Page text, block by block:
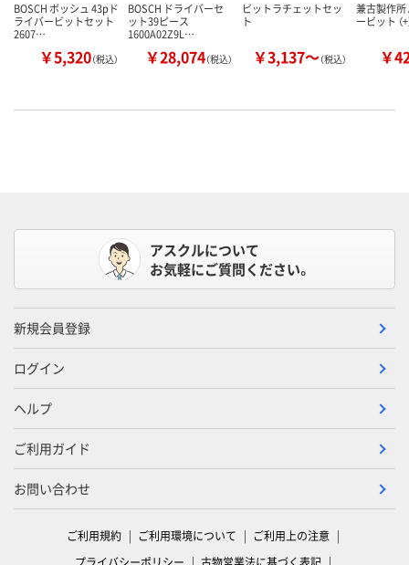
BOSCH ボッシュ 43pド
ライバービットセット
2607…
￥5,320（税込）
BOSCH ドライバーセ
ット39ピース
1600A02Z9L…
￥28,074（税込）
ビットラチェットセッ
ト
￥3,137～（税込）
兼古製作所
ービット （+
￥
アスクルについて
お気軽にご質問ください。
新規会員登録
ログイン
ヘルプ
ご利用ガイド
お問い合わせ
ご利用規約 ご利用環境について
ご利用上の注意
プライバシーポリシー
古物営業法に基づく表記